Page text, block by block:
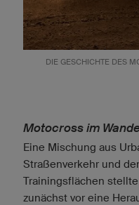
DIE GESCHICHTE DES
Motocross im
Eine Mischung aus
Straßenverkehr und
Trainingsflächen
zunächst vor eine